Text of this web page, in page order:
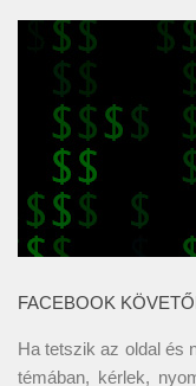
FACEBOOK
Ha tetszik az oldal és
témában, kérlek,